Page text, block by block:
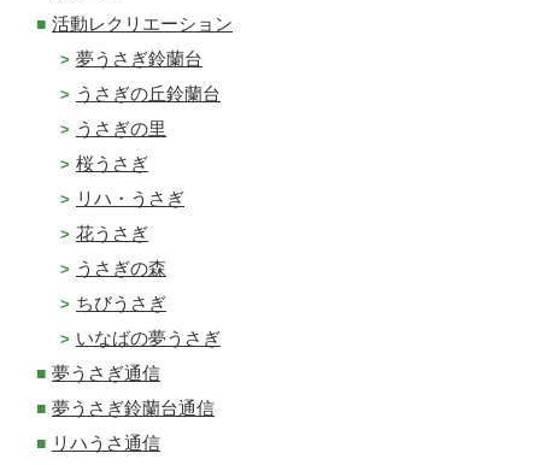
活動レクリエーション
夢うさぎ鈴蘭台
うさぎの丘鈴蘭台
うさぎの里
桜うさぎ
リハ・うさぎ
花うさぎ
うさぎの森
ちびうさぎ
いなばの夢うさぎ
夢うさぎ通信
夢うさぎ鈴蘭台通信
リハうさ通信